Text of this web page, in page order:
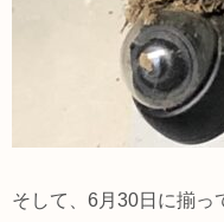
そして、6月30日に揃っ